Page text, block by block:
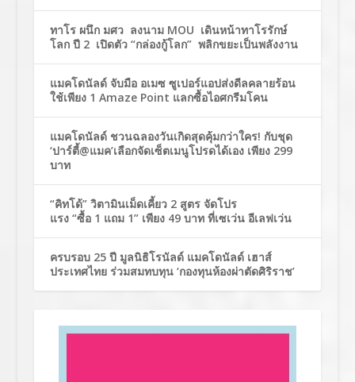
ทาโร ผนึก มศว ลงนาม MOU เดินหน้าทาโรรักษ์
โลก ปี 2 เปิดตัว “กล่องกู้โลก” พลิกขยะเป็นพลังงาน
แมคโดนัลด์ จับมือ อเมซ ซูเปอร์แอปส่งดีลคลายร้อน
ใช้เพียง 1 Amaze Point แลกซื้อไอศกรีมโคน
แมคโดนัลด์ ชวนฉลองวันเกิดสุดคุ้มกว่าใคร! กับชุด
‘ปาร์ตี้@แมค’เลือกจัดเซ็ตเมนูโปรดได้เอง เพียง 299
บาท
“คิทโด้” วิตามินเม็ดเคี้ยว 2 สูตร จัดโปร
แรง “ซื้อ 1 แถม 1” เพียง 49 บาท ที่เซเว่น อีเลฟเว่น
ครบรอบ 25 ปี มูลนิธิโรนัลด์ แมคโดนัลด์ เฮาส์
ประเทศไทย ร่วมสมทบทุน ‘กองทุนห้องผ่าตัดศิริราช’